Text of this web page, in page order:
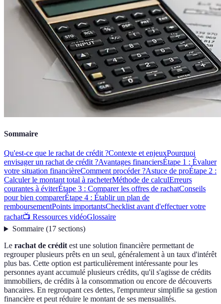
Sommaire
Qu'est-ce que le rachat de crédit ?Contexte et enjeuxPourquoi
envisager un rachat de crédit ?Avantages financiersÉtape 1 : Évaluer
votre situation financièreComment procéder ?Astuce de proÉtape 2 :
Calculer le montant total à racheterMéthode de calculErreurs
courantes à éviterÉtape 3 : Comparer les offres de rachatConseils
pour bien comparerÉtape 4 : Établir un plan de
remboursementPoints importantsChecklist avant d'effectuer votre
rachat📺 Ressources vidéoGlossaire
Sommaire(17 sections)
Le rachat de créditest une solution financière permettant de
regrouper plusieurs prêts en un seul, généralement à un taux d'intérêt
plus bas. Cette option est particulièrement intéressante pour les
personnes ayant accumulé plusieurs crédits, qu'il s'agisse de crédits
immobiliers, de crédits à la consommation ou encore de découverts
bancaires. En regroupant ces dettes, l'emprunteur simplifie sa gestion
financière et peut réduire le montant de ses mensualités.